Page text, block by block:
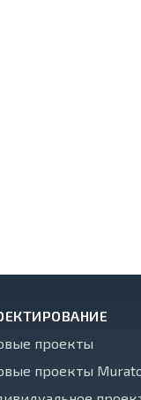
проекты
проекты